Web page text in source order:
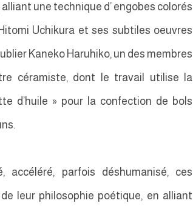
une technique d’ engobes colorés
Uchikura et ses subtiles oeuvres
Kaneko Haruhiko, un des membres
céramiste, dont le travail utilise la
d’huile » pour la confection de bols
accéléré, parfois déshumanisé, ces
leur philosophie poétique, en alliant